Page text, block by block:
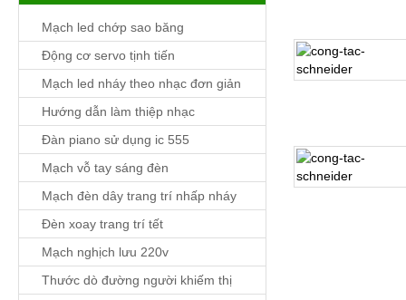
Mạch led chớp sao băng
Động cơ servo tịnh tiến
Mạch led nháy theo nhạc đơn giản
Hướng dẫn làm thiệp nhạc
Đàn piano sử dụng ic 555
Mạch vỗ tay sáng đèn
Mạch đèn dây trang trí nhấp nháy
Đèn xoay trang trí tết
Mạch nghịch lưu 220v
Thước dò đường người khiếm thị